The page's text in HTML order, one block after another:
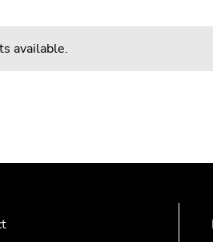
available.